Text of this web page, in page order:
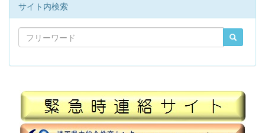
サイト内検索